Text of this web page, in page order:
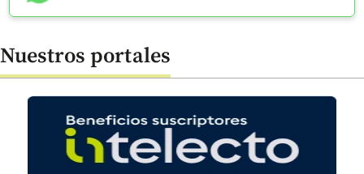
Nuestros portales